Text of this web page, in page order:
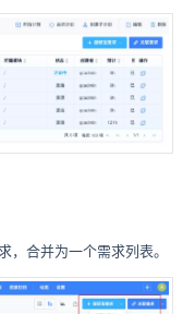
，合并为一个需求列表。